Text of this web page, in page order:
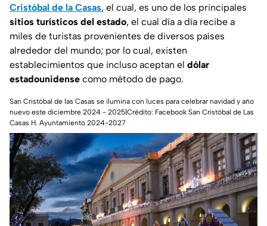
Cristóbal de la Casas, el cual, es uno de los principales
sitios turísticos del estado, el cual día a día recibe a
miles de turistas provenientes de diversos países
alrededor del mundo; por lo cual, existen
establecimientos que incluso aceptan el dólar
estadounidense como método de pago.
San Cristóbal de las Casas se ilumina con luces para celebrar navidad y año
nuevo este diciembre 2024 - 2025|Crédito: Facebook San Cristóbal de Las
Casas H. Ayuntamiento 2024-2027